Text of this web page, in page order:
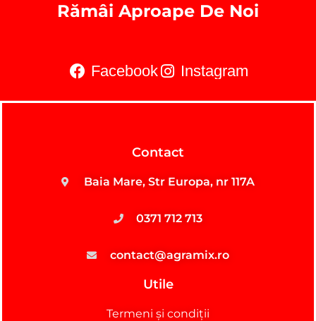
Rămâi Aproape De Noi
Facebook Instagram
Contact
Baia Mare, Str Europa, nr 117A
0371 712 713
contact@agramix.ro
Utile
Termeni și condiții